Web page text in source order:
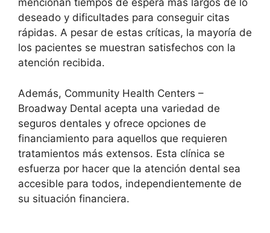
mencionan tiempos de espera más largos de lo
deseado y dificultades para conseguir citas
rápidas. A pesar de estas críticas, la mayoría de
los pacientes se muestran satisfechos con la
atención recibida.
Además, Community Health Centers –
Broadway Dental acepta una variedad de
seguros dentales y ofrece opciones de
financiamiento para aquellos que requieren
tratamientos más extensos. Esta clínica se
esfuerza por hacer que la atención dental sea
accesible para todos, independientemente de
su situación financiera.